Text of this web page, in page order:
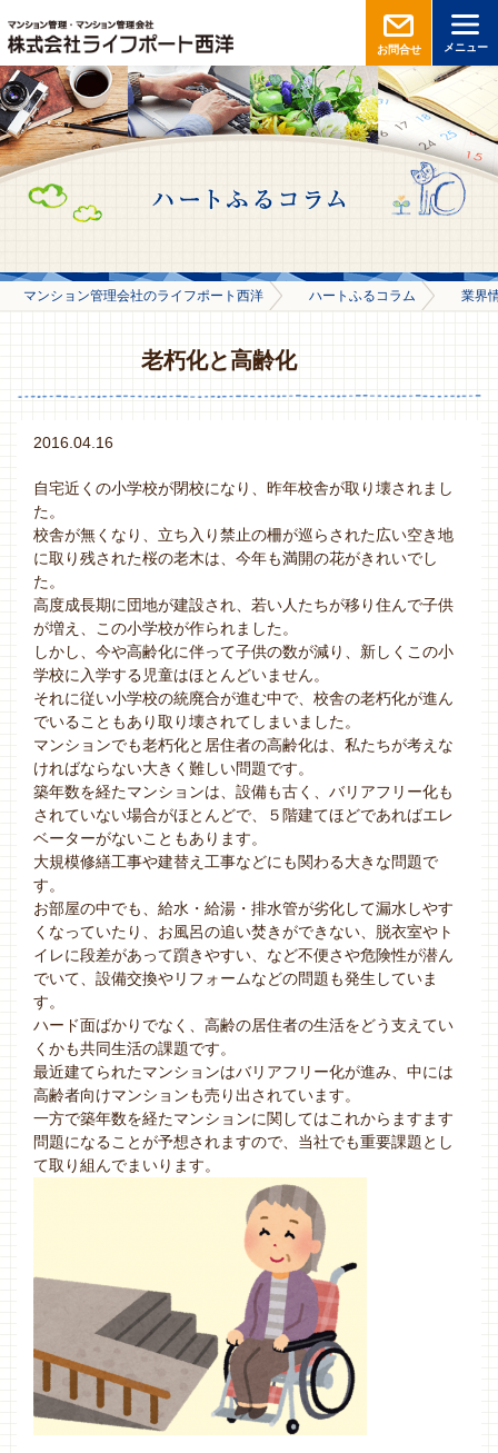
お問合せ メニュー
マンション管理会社のライフポート西洋 ハートふるコラム 業界
老朽化と高齢化
2016.04.16
自宅近くの小学校が閉校になり、昨年校舎が取り壊されまし
た。
校舎が無くなり、立ち入り禁止の柵が巡らされた広い空き地
に取り残された桜の老木は、今年も満開の花がきれいでし
た。
高度成長期に団地が建設され、若い人たちが移り住んで子供
が増え、この小学校が作られました。
しかし、今や高齢化に伴って子供の数が減り、新しくこの小
学校に入学する児童はほとんどいません。
それに従い小学校の統廃合が進む中で、校舎の老朽化が進ん
でいることもあり取り壊されてしまいました。
マンションでも老朽化と居住者の高齢化は、私たちが考えな
ければならない大きく難しい問題です。
築年数を経たマンションは、設備も古く、バリアフリー化も
されていない場合がほとんどで、５階建てほどであればエレ
ベーターがないこともあります。
大規模修繕工事や建替え工事などにも関わる大きな問題で
す。
お部屋の中でも、給水・給湯・排水管が劣化して漏水しやす
くなっていたり、お風呂の追い焚きができない、脱衣室やト
イレに段差があって躓きやすい、など不便さや危険性が潜ん
でいて、設備交換やリフォームなどの問題も発生していま
す。
ハード面ばかりでなく、高齢の居住者の生活をどう支えてい
くかも共同生活の課題です。
最近建てられたマンションはバリアフリー化が進み、中には
高齢者向けマンションも売り出されています。
一方で築年数を経たマンションに関してはこれからますます
問題になることが予想されますので、当社でも重要課題とし
て取り組んでまいります。